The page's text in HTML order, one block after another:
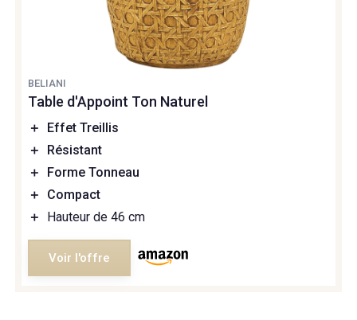
BELIANI
Table d'Appoint Ton Naturel
＋
Effet Treillis
＋
Résistant
＋
Forme Tonneau
＋
Compact
＋
Hauteur de 46 cm
Voir l'offre